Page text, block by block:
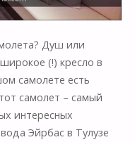
Душ или
(!) кресло в
самолете есть
самолет – самый
интересных
Эйрбас в Тулузе